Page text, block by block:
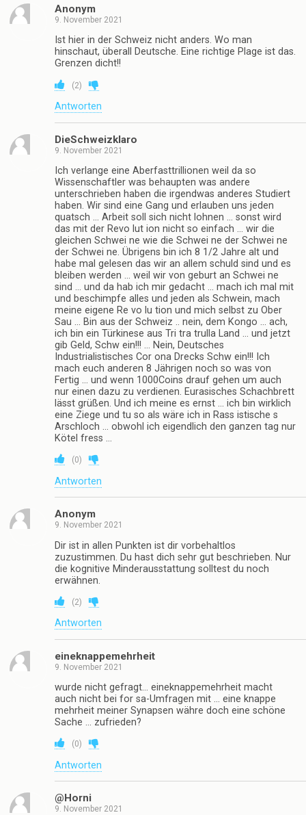
Anonym
9. November 2021
Ist hier in der Schweiz nicht anders. Wo man
hinschaut, überall Deutsche. Eine richtige Plage ist das.
Grenzen dicht!!
(2)
Antworten
DieSchweizklaro
9. November 2021
Ich verlange eine Aberfasttrillionen weil da so
Wissenschaftler was behaupten was andere
unterschrieben haben die irgendwas anderes Studiert
haben. Wir sind eine Gang und erlauben uns jeden
quatsch … Arbeit soll sich nicht lohnen … sonst wird
das mit der Revo lut ion nicht so einfach … wir die
gleichen Schwei ne wie die Schwei ne der Schwei ne
der Schwei ne. Übrigens bin ich 8 1/2 Jahre alt und
habe mal gelesen das wir an allem schuld sind und es
bleiben werden … weil wir von geburt an Schwei ne
sind … und da hab ich mir gedacht … mach ich mal mit
und beschimpfe alles und jeden als Schwein, mach
meine eigene Re vo lu tion und mich selbst zu Ober
Sau … Bin aus der Schweiz .. nein, dem Kongo … ach,
ich bin ein Türkinese aus Tri tra trulla Land … und jetzt
gib Geld, Schw ein!!! … Nein, Deutsches
Industrialistisches Cor ona Drecks Schw ein!!! Ich
mach euch anderen 8 Jährigen noch so was von
Fertig … und wenn 1000Coins drauf gehen um auch
nur einen dazu zu verdienen. Eurasisches Schachbrett
lässt grüßen. Und ich meine es ernst … ich bin wirklich
eine Ziege und tu so als wäre ich in Rass istische s
Arschloch … obwohl ich eigendlich den ganzen tag nur
Kötel fress …
(0)
Antworten
Anonym
9. November 2021
Dir ist in allen Punkten ist dir vorbehaltlos
zuzustimmen. Du hast dich sehr gut beschrieben. Nur
die kognitive Minderausstattung solltest du noch
erwähnen.
(2)
Antworten
eineknappemehrheit
9. November 2021
wurde nicht gefragt… eineknappemehrheit macht
auch nicht bei for sa-Umfragen mit … eine knappe
mehrheit meiner Synapsen währe doch eine schöne
Sache … zufrieden?
(0)
Antworten
@Horni
9. November 2021